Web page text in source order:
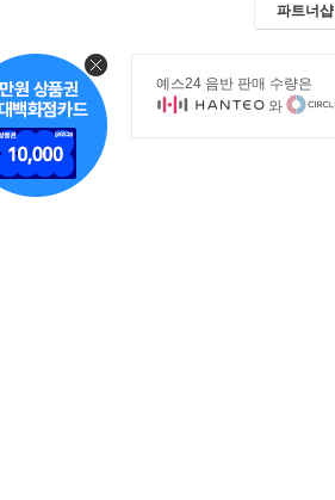
파트너샵
예스24 음반 판매 수량은
와